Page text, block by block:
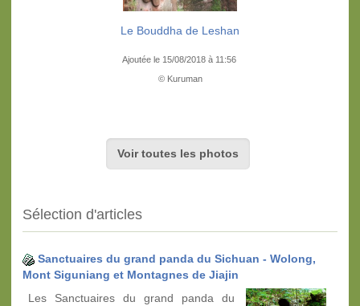
Le Bouddha de Leshan
Ajoutée le 15/08/2018 à 11:56
© Kuruman
Voir toutes les photos
Sélection d'articles
Sanctuaires du grand panda du Sichuan - Wolong,
Mont Siguniang et Montagnes de Jiajin
Les Sanctuaires du grand panda du